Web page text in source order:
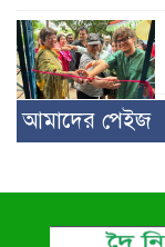
আমাদের পেইজ